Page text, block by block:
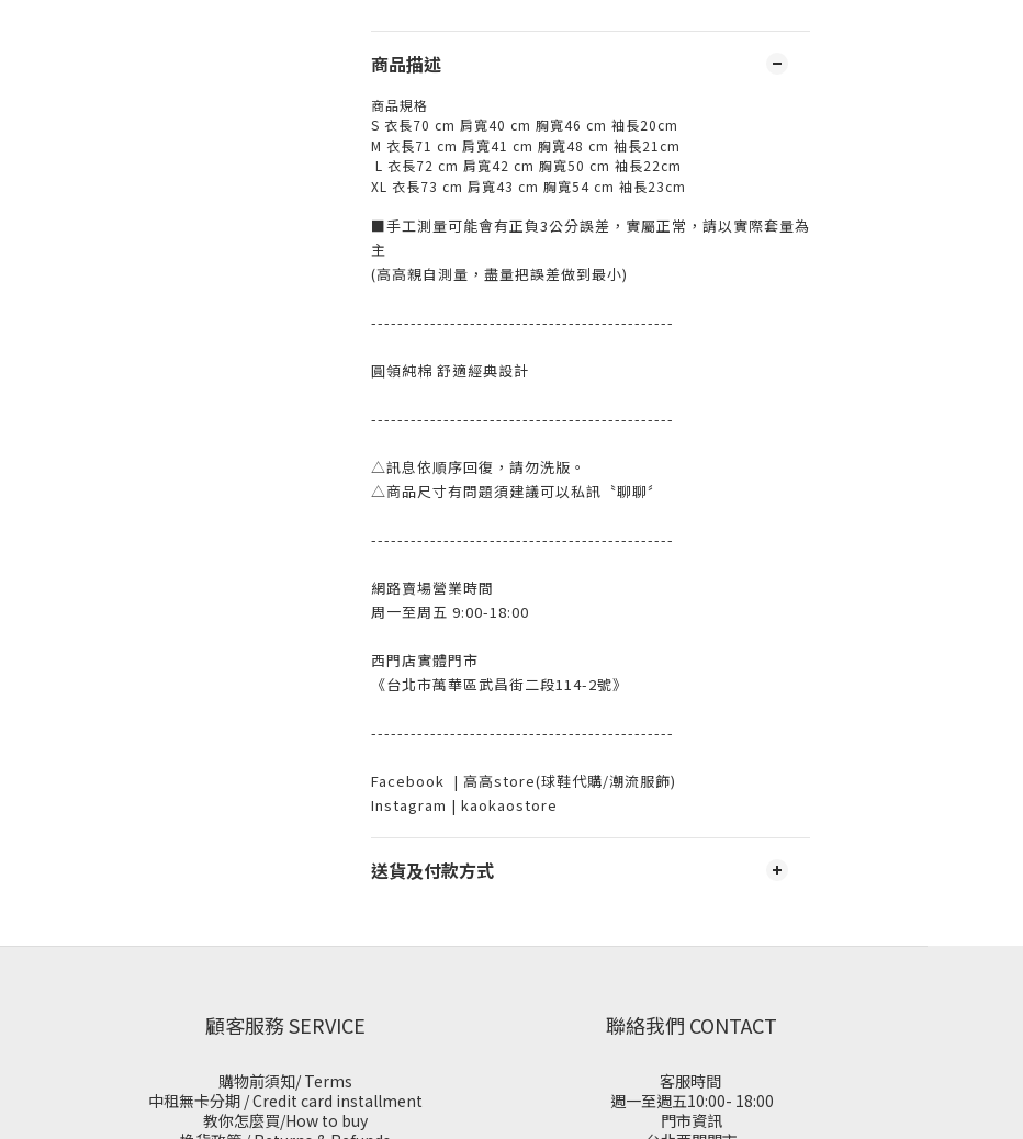
商品描述
商品規格
S 衣長70 cm 肩寬40 cm 胸寬46 cm 袖長20cm
M 衣長71 cm 肩寬41 cm 胸寬48 cm 袖長21cm
L 衣長72 cm 肩寬42 cm 胸寬50 cm 袖長22cm
XL 衣長73 cm 肩寬43 cm 胸寬54 cm 袖長23cm
■手工測量可能會有正負3公分誤差，實屬正常，請以實際套量為
主
(高高親自測量，盡量把誤差做到最小)
----------------------------------------------
圓領純棉 舒適經典設計
----------------------------------------------
△訊息依順序回復，請勿洗版。
△商品尺寸有問題須建議可以私訊〝聊聊〞
----------------------------------------------
網路賣場營業時間
周一至周五 9:00-18:00
西門店實體門市
《台北市萬華區武昌街二段114-2號》
----------------------------------------------
Facebook | 高高store(球鞋代購/潮流服飾)
Instagram | kaokaostore
送貨及付款方式
顧客服務 SERVICE
購物前須知/ Terms
中租無卡分期 / Credit card installment
教你怎麼買/How to buy
聯絡我們 CONTACT
客服時間
週一至週五10:00- 18:00
門市資訊